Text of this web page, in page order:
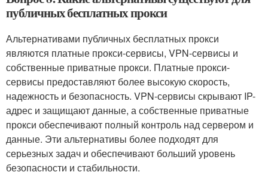
публичных бесплатных прокси
Альтернативами публичных бесплатных прокси
являются платные прокси-сервисы, VPN-сервисы и
собственные приватные прокси. Платные прокси-
сервисы предоставляют более высокую скорость,
надежность и безопасность. VPN-сервисы скрывают IP-
адрес и защищают данные, а собственные приватные
прокси обеспечивают полный контроль над сервером и
данные. Эти альтернативы более подходят для
серьезных задач и обеспечивают больший уровень
безопасности и стабильности.